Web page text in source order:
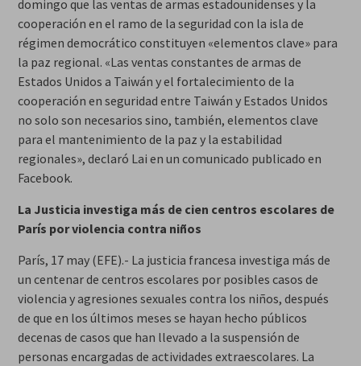
domingo que las ventas de armas estadounidenses y la
cooperación en el ramo de la seguridad con la isla de
régimen democrático constituyen «elementos clave» para
la paz regional. «Las ventas constantes de armas de
Estados Unidos a Taiwán y el fortalecimiento de la
cooperación en seguridad entre Taiwán y Estados Unidos
no solo son necesarios sino, también, elementos clave
para el mantenimiento de la paz y la estabilidad
regionales», declaró Lai en un comunicado publicado en
Facebook.
La Justicia investiga más de cien centros escolares de
París por violencia contra niños
París, 17 may (EFE).- La justicia francesa investiga más de
un centenar de centros escolares por posibles casos de
violencia y agresiones sexuales contra los niños, después
de que en los últimos meses se hayan hecho públicos
decenas de casos que han llevado a la suspensión de
personas encargadas de actividades extraescolares. La